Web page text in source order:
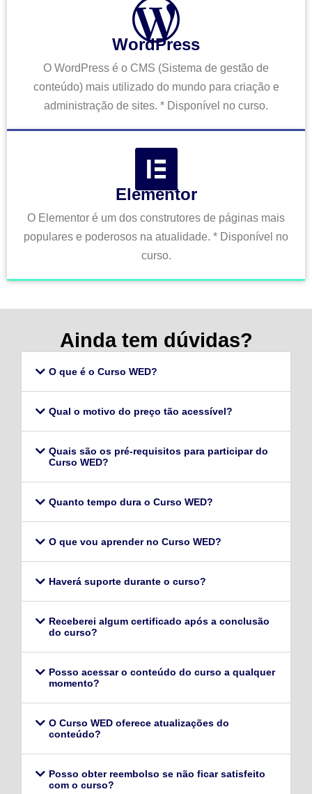
WordPress
O WordPress é o CMS (Sistema de gestão de
conteúdo) mais utilizado do mundo para criação e
administração de sites. * Disponível no curso.
Elementor
O Elementor é um dos construtores de páginas mais
populares e poderosos na atualidade. * Disponível no
curso.
Ainda tem dúvidas?
O que é o Curso WED?
Qual o motivo do preço tão acessível?
Quais são os pré-requisitos para participar do
Curso WED?
Quanto tempo dura o Curso WED?
O que vou aprender no Curso WED?
Haverá suporte durante o curso?
Receberei algum certificado após a conclusão
do curso?
Posso acessar o conteúdo do curso a qualquer
momento?
O Curso WED oferece atualizações do
conteúdo?
Posso obter reembolso se não ficar satisfeito
com o curso?